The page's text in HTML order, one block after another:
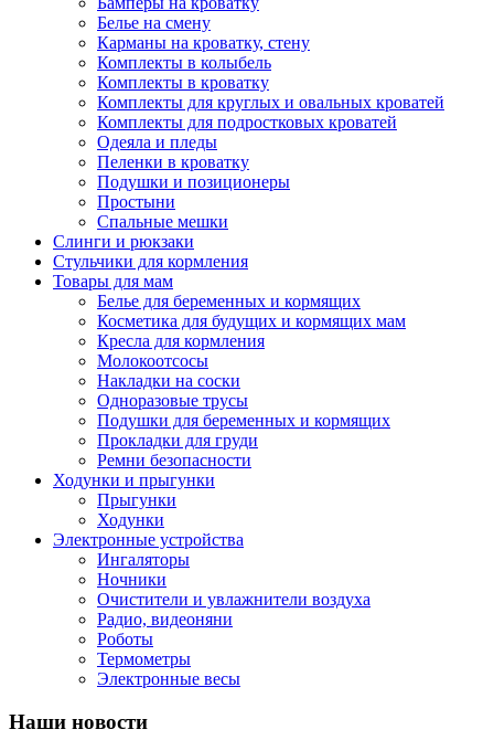
Белье на смену
Карманы на кроватку, стену
Комплекты в колыбель
Комплекты в кроватку
Комплекты для круглых и овальных кроватей
Комплекты для подростковых кроватей
Одеяла и пледы
Пеленки в кроватку
Подушки и позиционеры
Простыни
Спальные мешки
Слинги и рюкзаки
Стульчики для кормления
Товары для мам
Белье для беременных и кормящих
Косметика для будущих и кормящих мам
Кресла для кормления
Молокоотсосы
Накладки на соски
Одноразовые трусы
Подушки для беременных и кормящих
Прокладки для груди
Ремни безопасности
Ходунки и прыгунки
Прыгунки
Ходунки
Электронные устройства
Ингаляторы
Ночники
Очистители и увлажнители воздуха
Радио, видеоняни
Роботы
Термометры
Электронные весы
Наши новости